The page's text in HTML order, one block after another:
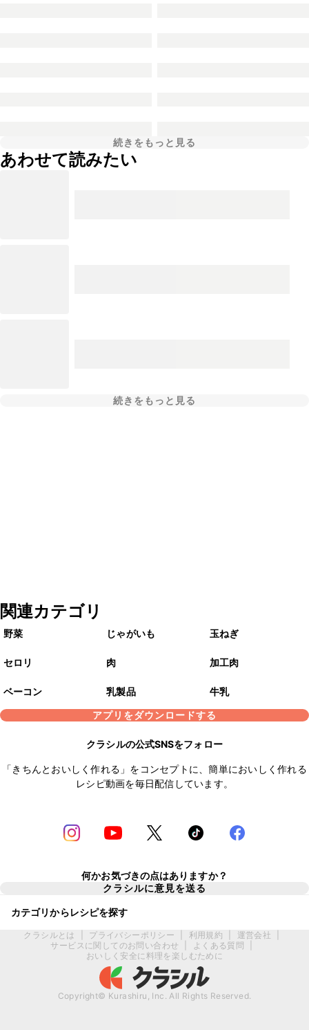
続きをもっと見る
あわせて読みたい
続きをもっと見る
関連カテゴリ
野菜 じゃがいも 玉ねぎ
セロリ 肉 加工肉
ベーコン 乳製品
牛乳
アプリをダウンロードする
クラシルの公式SNSをフォロー
「きちんとおいしく作れる」をコンセプトに、簡単においしく作れる
レシピ動画を毎日配信しています。
何かお気づきの点はありますか？
クラシルに意見を送る
カテゴリからレシピを探す
クラシルとは プライバシーポリシー 利用規約 運営会社
サービスに関してのお問い合わせ
よくある質問
おいしく安全に料理を楽しむために
Copyright© Kurashiru, Inc. All Rights Reserved.